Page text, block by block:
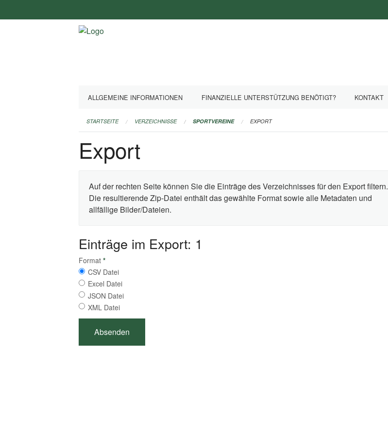
überspringen
ALLGEMEINE INFORMATIONEN FINANZIELLE UNTERSTÜTZUNG BENÖTIGT? KONTAKT
STARTSEITE VERZEICHNISSE SPORTVEREINE EXPORT
Export
Auf der rechten Seite können Sie die Einträge des Verzeichnisses für den Export filtern.
Die resultierende Zip-Datei enthält das gewählte Format sowie alle Metadaten und
allfällige Bilder/Dateien.
Einträge im Export: 1
Format *
CSV Datei
Excel Datei
JSON Datei
XML Datei